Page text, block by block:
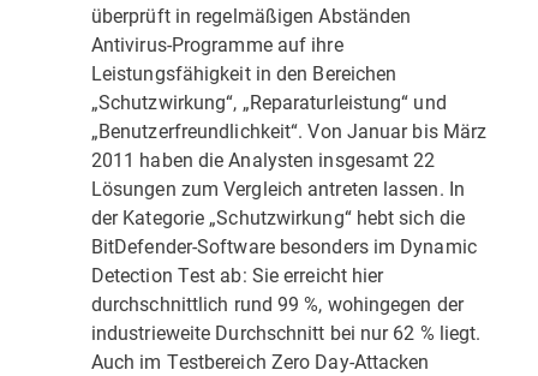
überprüft in regelmäßigen Abständen
Antivirus-Programme auf ihre
Leistungsfähigkeit in den Bereichen
„Schutzwirkung“, „Reparaturleistung“ und
„Benutzerfreundlichkeit“. Von Januar bis März
2011 haben die Analysten insgesamt 22
Lösungen zum Vergleich antreten lassen. In
der Kategorie „Schutzwirkung“ hebt sich die
BitDefender-Software besonders im Dynamic
Detection Test ab: Sie erreicht hier
durchschnittlich rund 99 %, wohingegen der
industrieweite Durchschnitt bei nur 62 % liegt.
Auch im Testbereich Zero Day-Attacken